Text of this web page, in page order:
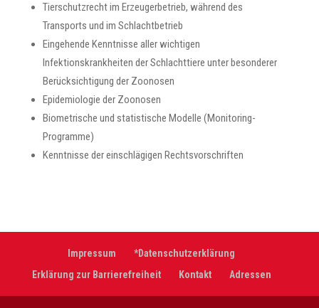
Tierschutzrecht im Erzeugerbetrieb, während des
Transports und im Schlachtbetrieb
Eingehende Kenntnisse aller wichtigen
Infektionskrankheiten der Schlachttiere unter besonderer
Berücksichtigung der Zoonosen
Epidemiologie der Zoonosen
Biometrische und statistische Modelle (Monitoring-
Programme)
Kenntnisse der einschlägigen Rechtsvorschriften
Impressum
*Datenschutzerklärung
Erklärung zur Barrierefreiheit
Kontakt Adressen